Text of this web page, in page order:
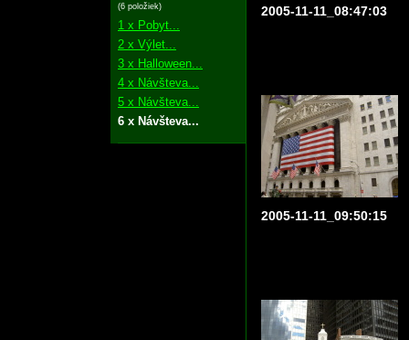
(6 položiek)
1 x Pobyt...
2 x Výlet...
3 x Halloween...
4 x Návšteva...
5 x Návšteva...
6 x Návšteva...
2005-11-11_08:47:03
2005-11-11_09:50:15